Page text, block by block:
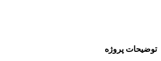
توضیحات پروژه